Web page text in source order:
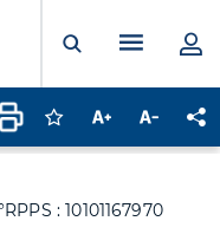
Ouvrir laMenu
Connectez-vous
Augmenter la
: 10101167970